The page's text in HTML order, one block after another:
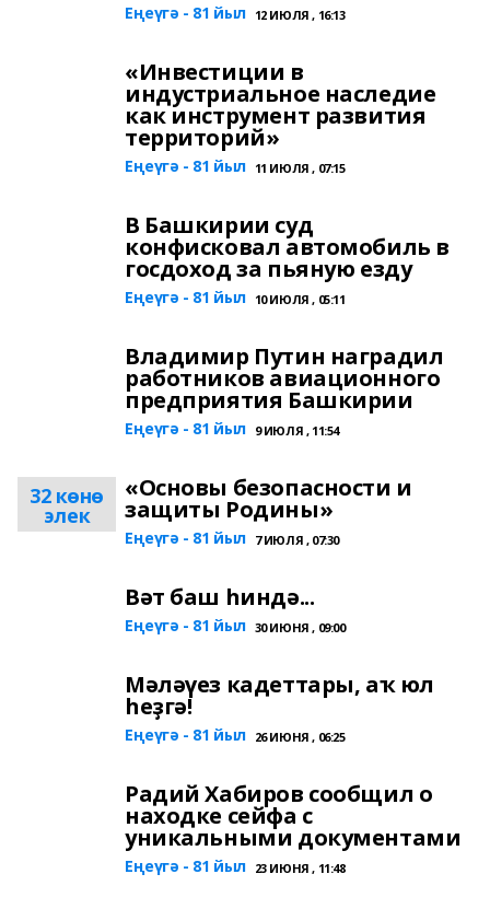
Еңеүгә - 81 йыл 12 ИЮЛЯ , 16:13
«Инвестиции в
индустриальное наследие
как инструмент развития
территорий»
Еңеүгә - 81 йыл 11 ИЮЛЯ , 07:15
В Башкирии суд
конфисковал автомобиль в
госдоход за пьяную езду
Еңеүгә - 81 йыл 10 ИЮЛЯ , 05:11
Владимир Путин наградил
работников авиационного
предприятия Башкирии
Еңеүгә - 81 йыл 9 ИЮЛЯ , 11:54
32 көнө
элек
«Основы безопасности и
защиты Родины»
Еңеүгә - 81 йыл 7 ИЮЛЯ , 07:30
Вәт баш һиндә...
Еңеүгә - 81 йыл 30 ИЮНЯ , 09:00
Мәләүез кадеттары, аҡ юл
һеҙгә!
Еңеүгә - 81 йыл 26 ИЮНЯ , 06:25
Радий Хабиров сообщил о
находке сейфа с
уникальными документами
Еңеүгә - 81 йыл 23 ИЮНЯ , 11:48